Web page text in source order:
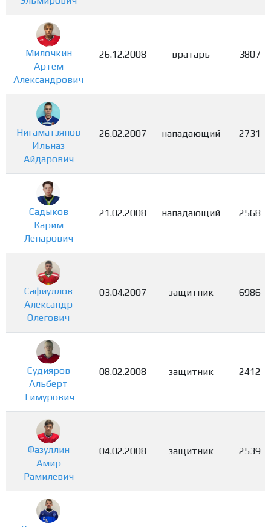
Милочкин
Артем
Александрович
26.12.2008 вратарь 3807
Нигаматзянов
Ильназ
Айдарович
26.02.2007 нападающий 2731
Садыков
Карим
Ленарович
21.02.2008 нападающий 2568
Сафиуллов
Александр
Олегович
03.04.2007 защитник 6986
Судияров
Альберт
Тимурович
08.02.2008 защитник 2412
Фазуллин
Амир
Рамилевич
04.02.2008 защитник 2539